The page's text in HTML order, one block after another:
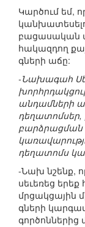
Կարծում եմ,
բացասական
հակազդող
գների աճը:
-Նախագահ
անդամների
դեղատոմսեր,
բարձրացման
դեղատոմս
-Նախ նշենք,
սեւեռեց
մրցակցային
գների
գործոններից